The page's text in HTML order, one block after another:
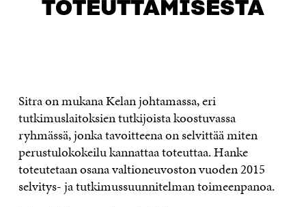
TOTEUTTAMISESTA
Sitra on mukana Kelan johtamassa, eri
tutkimuslaitoksien tutkijoista koostuvassa
ryhmässä, jonka tavoitteena on selvittää miten
perustulokokeilu kannattaa toteuttaa. Hanke
toteutetaan osana valtioneuvoston vuoden 2015
selvitys- ja tutkimussuunnitelman toimeenpanoa.